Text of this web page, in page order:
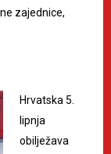
zajednice,
Hrvatska 5.
lipnja
obilježava